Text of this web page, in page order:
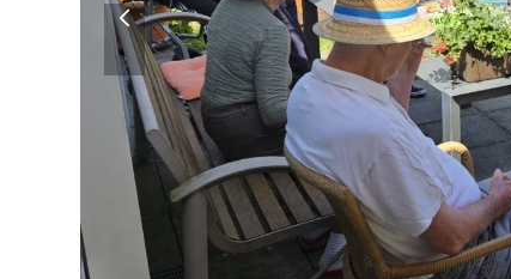
previous
slide